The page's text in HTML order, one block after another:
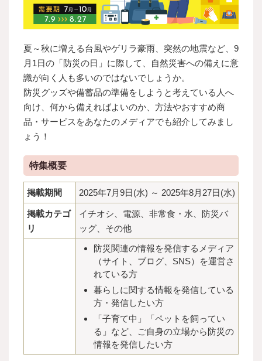
夏～秋に増える台風やゲリラ豪雨、突然の地震など、9
月1日の「防災の日」に際して、自然災害への備えに意
識が向く人も多いのではないでしょうか。
防災グッズや備蓄品の準備をしようと考えている人へ
向け、何から備えればよいのか、方法やおすすめ商
品・サービスをあなたのメディアでも紹介してみまし
ょう！
特集概要
掲載期間 2025年7月9日(水) ～ 2025年8月27日(水)
掲載カテゴ
リ
イチオシ、電源、非常食・水、防災バ
ッグ、その他
防災関連の情報を発信するメディア
（サイト、ブログ、SNS）
を運営さ
れている方
暮らしに関する情報を発信している
方・発信したい方
「子育て中」「ペットを飼ってい
る」など、ご自身の立場から防災の
情報を発信したい方